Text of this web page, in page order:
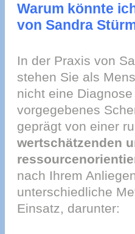
Warum könnte
von Sandra
In der Praxis von
stehen Sie als
nicht eine
vorgegebenes
geprägt von einer
wertschätzenden
nach Ihrem
unterschiedliche
Einsatz, darunter: